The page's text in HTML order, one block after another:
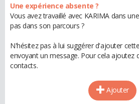
Une expérience absente ?
Vous avez travaillé avec KARIMA dans
pas dans son parcours ?
N'hésitez pas à lui suggérer d'ajouter
envoyant un message. Pour cela ajoutez
contacts.
Ajouter